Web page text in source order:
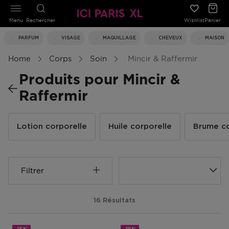
Rechercher WishlistPanier
PARFUM VISAGE MAQUILLAGE CHEVEUX MAISON
Menu
Home Corps Soin Mincir & Raffermir
Produits pour Mincir &
Raffermir
Lotion corporelle Huile corporelle Brume
Filtrer
16 Résultats